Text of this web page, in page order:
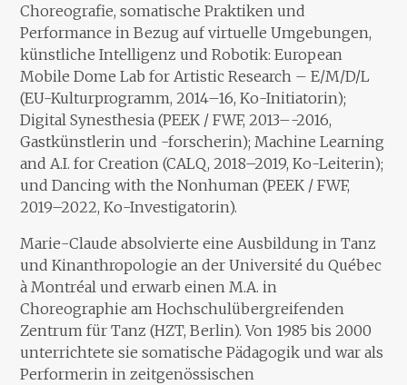
Choreografie, somatische Praktiken und
Performance in Bezug auf virtuelle Umgebungen,
künstliche Intelligenz und Robotik: European
Mobile Dome Lab for Artistic Research – E/M/D/L
(EU-Kulturprogramm, 2014–16, Ko-Initiatorin);
Digital Synesthesia (PEEK / FWF, 2013–-2016,
Gastkünstlerin und -forscherin); Machine Learning
and A.I. for Creation (CALQ, 2018–2019, Ko-Leiterin);
und Dancing with the Nonhuman (PEEK / FWF,
2019–2022, Ko-Investigatorin).
Marie-Claude absolvierte eine Ausbildung in Tanz
und Kinanthropologie an der Université du Québec
à Montréal und erwarb einen M.A. in
Choreographie am Hochschulübergreifenden
Zentrum für Tanz (HZT, Berlin). Von 1985 bis 2000
unterrichtete sie somatische Pädagogik und war als
Performerin in zeitgenössischen